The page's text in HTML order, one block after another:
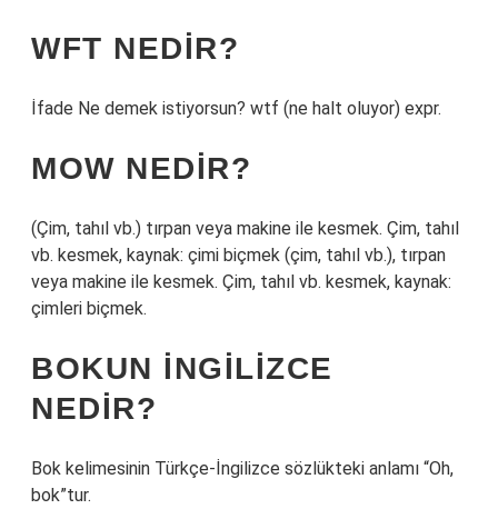
WFT NEDIR?
İfade Ne demek istiyorsun? wtf (ne halt oluyor) expr.
MOW NEDIR?
(Çim, tahıl vb.) tırpan veya makine ile kesmek. Çim, tahıl
vb. kesmek, kaynak: çimi biçmek (çim, tahıl vb.), tırpan
veya makine ile kesmek. Çim, tahıl vb. kesmek, kaynak:
çimleri biçmek.
BOKUN INGILIZCE
NEDIR?
Bok kelimesinin Türkçe-İngilizce sözlükteki anlamı “Oh,
bok”tur.